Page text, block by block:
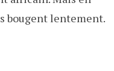
bougent lentement.